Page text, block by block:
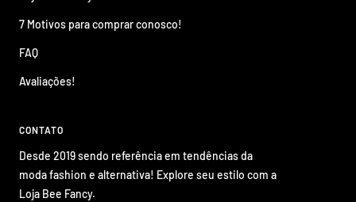
7 Motivos para comprar conosco!
FAQ
Avaliações!
CONTATO
Desde 2019 sendo referência em tendências da
moda fashion e alternativa! Explore seu estilo com a
Loja Bee Fancy.